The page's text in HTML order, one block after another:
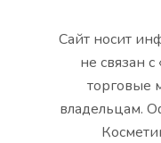
Сайт носит
не связан
торговые
владельцам.